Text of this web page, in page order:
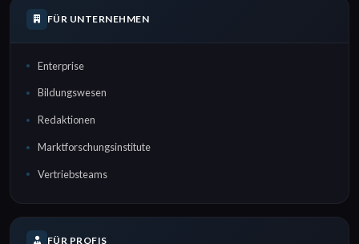
FÜR UNTERNEHMEN
Enterprise
Bildungswesen
Redaktionen
Marktforschungsinstitute
Vertriebsteams
FÜR PROFIS